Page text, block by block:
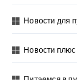
Новости для
Новости плюс